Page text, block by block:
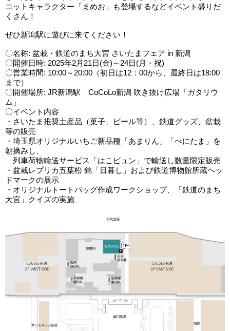
コットキャラクター「まめお」も登場するなどイベント盛りだ
くさん！
ぜひ新潟駅に遊びに来てください！
〇名称: 盆栽・鉄道のまち大宮 さいたまフェア in 新潟
〇開催日時: 2025年2月21日(金)～24日(月・祝)
〇営業時間: 10:00～20:00（初日は12：00から、最終日は18:00
まで）
〇開催場所: JR新潟駅 CoCoLo新潟 吹き抜け広場「ガタリウ
ム」
〇イベント内容
・さいたま推奨土産品（菓子、ビール等）、鉄道グッズ、盆栽
等の販売
・埼玉県オリジナルいちご新品種「あまりん」「べにたま」を
朝摘みし、
列車荷物輸送サービス「はこビュン」で輸送し数量限定販売
・盆栽レプリカ五葉松 銘「日暮し」および鉄道博物館所蔵ヘッ
ドマークの展示
・オリジナルトートバッグ作成ワークショップ、「鉄道のまち
大宮」クイズの実施